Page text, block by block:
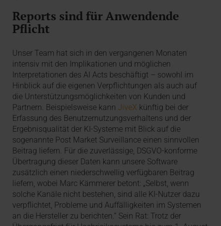
Reports sind für Anwendende
Pflicht
Unser Team hat sich in den vergangenen Monaten
intensiv mit den Implikationen und möglichen
Interpretationen des AI Acts beschäftigt – sowohl im
Hinblick auf die eigenen Verpflichtungen als auch auf
die Unterstützungsmöglichkeiten von Kunden und
Partnern. Beispielsweise kannJiveX künftig bei der
Erfassung des Benutzernutzungsverhaltens und der
Ergebnisqualität der KI-Systeme mit Blick auf die
sogenannte Post Market Surveillance einen sinnvollen
Beitrag liefern. Für die zuverlässige, DSGVO-konforme
Übertragung dieser Daten kann unsere Software
zusätzlich einen niederschwellig verfügbaren Beitrag
liefern, wobei Marc Kämmerer betont: „Selbst, wenn
solche Kanäle nicht bestehen, sind alle KI-Nutzer dazu
verpflichtet, Probleme und Auffälligkeiten im Systemen
an die Hersteller zu berichten.“ Sein Rat: Trotz der